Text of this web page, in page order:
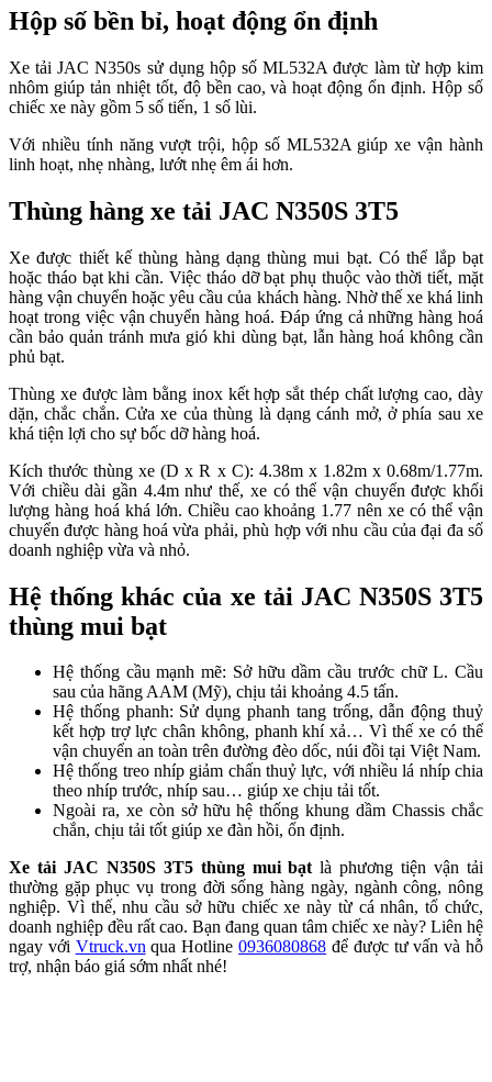
Hộp số bền bỉ, hoạt động ổn định
Xe tải JAC N350s sử dụng hộp số ML532A được làm từ hợp kim
nhôm giúp tản nhiệt tốt, độ bền cao, và hoạt động ổn định. Hộp số
chiếc xe này gồm 5 số tiến, 1 số lùi.
Với nhiều tính năng vượt trội, hộp số ML532A giúp xe vận hành
linh hoạt, nhẹ nhàng, lướt nhẹ êm ái hơn.
Thùng hàng xe tải JAC N350S 3T5
Xe được thiết kế thùng hàng dạng thùng mui bạt. Có thể lắp bạt
hoặc tháo bạt khi cần. Việc tháo dỡ bạt phụ thuộc vào thời tiết, mặt
hàng vận chuyển hoặc yêu cầu của khách hàng. Nhờ thế xe khá linh
hoạt trong việc vận chuyển hàng hoá. Đáp ứng cả những hàng hoá
cần bảo quản tránh mưa gió khi dùng bạt, lẫn hàng hoá không cần
phủ bạt.
Thùng xe được làm bằng inox kết hợp sắt thép chất lượng cao, dày
dặn, chắc chắn. Cửa xe của thùng là dạng cánh mở, ở phía sau xe
khá tiện lợi cho sự bốc dỡ hàng hoá.
Kích thước thùng xe (D x R x C): 4.38m x 1.82m x 0.68m/1.77m.
Với chiều dài gần 4.4m như thế, xe có thể vận chuyển được khối
lượng hàng hoá khá lớn. Chiều cao khoảng 1.77 nên xe có thể vận
chuyển được hàng hoá vừa phải, phù hợp với nhu cầu của đại đa số
doanh nghiệp vừa và nhỏ.
Hệ thống khác của xe tải JAC N350S 3T5
thùng mui bạt
Hệ thống cầu mạnh mẽ: Sở hữu dầm cầu trước chữ L. Cầu
sau của hãng AAM (Mỹ), chịu tải khoảng 4.5 tấn.
Hệ thống phanh: Sử dụng phanh tang trống, dẫn động thuỷ
kết hợp trợ lực chân không, phanh khí xả… Vì thế xe có thể
vận chuyển an toàn trên đường đèo dốc, núi đồi tại Việt Nam.
Hệ thống treo nhíp giảm chấn thuỷ lực, với nhiều lá nhíp chia
theo nhíp trước, nhíp sau… giúp xe chịu tải tốt.
Ngoài ra, xe còn sở hữu hệ thống khung dầm Chassis chắc
chắn, chịu tải tốt giúp xe đàn hồi, ổn định.
Xe tải JAC N350S 3T5 thùng mui bạtlà phương tiện vận tải
thường gặp phục vụ trong đời sống hàng ngày, ngành công, nông
nghiệp. Vì thế, nhu cầu sở hữu chiếc xe này từ cá nhân, tổ chức,
doanh nghiệp đều rất cao. Bạn đang quan tâm chiếc xe này? Liên hệ
ngay với Vtruck.vnqua Hotline0936080868 để được tư vấn và hỗ
trợ, nhận báo giá sớm nhất nhé!